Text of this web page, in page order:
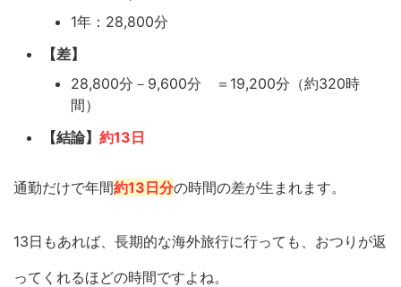
1年：28,800分
【差】
28,800分－9,600分 ＝19,200分（約320時
間）
【結論】 約13日
通勤だけで年間約13日分の時間の差が生まれます。
13日もあれば、長期的な海外旅行に行っても、おつりが返
ってくれるほどの時間ですよね。